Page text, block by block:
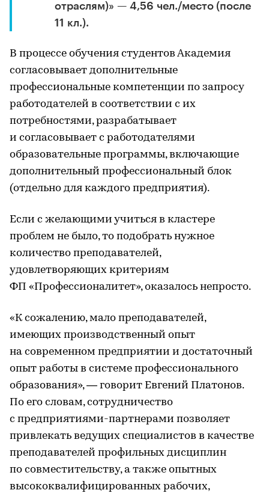
отраслям)» — 4,56 чел./место (после
11 кл.).
В процессе обучения студентов Академия
согласовывает дополнительные
профессиональные компетенции по запросу
работодателей в соответствии с их
потребностями, разрабатывает
и согласовывает с работодателями
образовательные программы, включающие
дополнительный профессиональный блок
(отдельно для каждого предприятия).
Если с желающими учиться в кластере
проблем не было, то подобрать нужное
количество преподавателей,
удовлетворяющих критериям
ФП «Профессионалитет», оказалось непросто.
«К сожалению, мало преподавателей,
имеющих производственный опыт
на современном предприятии и достаточный
опыт работы в системе профессионального
образования», — говорит Евгений Платонов.
По его словам, сотрудничество
с предприятиями-партнерами позволяет
привлекать ведущих специалистов в качестве
преподавателей профильных дисциплин
по совместительству, а также опытных
высококвалифицированных рабочих,